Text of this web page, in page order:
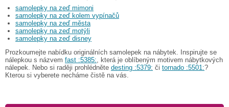
samolepky na zeď mimoni
samolepky na zeď kolem vypínačů
samolepky na zeď města
samolepky na zeď motýli
samolepky na zeď disney
Prozkoumejte nabídku originálních samolepek na nábytek. Inspirujte se
nálepkou s názvem fast :5385: , která je oblíbeným motivem nábytkových
nálepek. Nebo si raději prohlédněte desting :5379: či tornado :5501:?
Kterou si vyberete necháme čistě na vás.